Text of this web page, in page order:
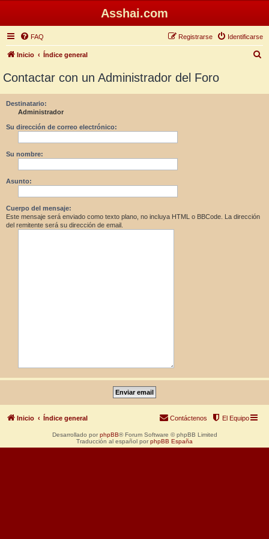
Asshai.com
FAQ Identificarse
Registrarse
Inicio Índice general
Contactar con un Administrador del Foro
Destinatario:
Administrador
Su dirección de correo electrónico:
Su nombre:
Asunto:
Cuerpo del mensaje:
Este mensaje será enviado como texto plano, no incluya HTML o BBCode. La dirección
del remitente será su dirección de email.
Inicio Índice general El Equipo
Contáctenos
Desarrollado por phpBB® Forum Software © phpBB Limited
Traducción al español por phpBB España